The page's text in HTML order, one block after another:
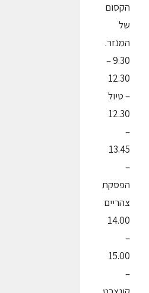
הקסום
של
המנזר.
9.30 –
12.30
– טיול
12.30
–
13.45
–
הפסקת
צהריים
14.00
–
15.00
–